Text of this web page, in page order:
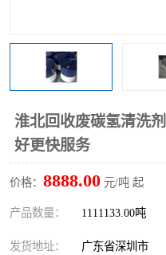
淮北回收废碳氢清洗
好更快服务
价格： 8888.00 元/吨 起
产品数量： 1111133.00吨
发货地址： 广东省深圳市